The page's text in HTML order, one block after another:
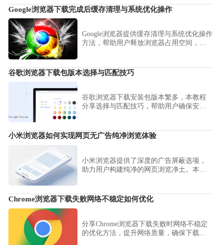
Google浏览器下载完成后缓存清理与系统优化操作
Google浏览器提供缓存清理与系统优化操作
方法，帮助用户释放浏览器占用空间，加
谷歌浏览器下载包版本选择与匹配技巧
谷歌浏览器下载安装包版本繁多，本教程
分享选择与匹配技巧，帮助用户确保安装
小米浏览器如何实现网页无广告纯净浏览体验
小米浏览器提供了深度的广告屏蔽选项，
助力用户构建纯净的网页浏览净土。本文
骚扰，享受宁静的阅读体验。
Chrome浏览器下载失败网络不稳定如何优化
分享Chrome浏览器下载失败时网络不稳定
的优化方法，提升网络质量，确保下载安